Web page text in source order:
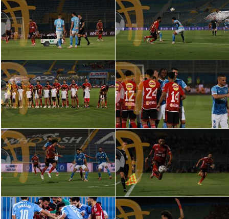
Gamers
ميركاتو
تحقيق في الجول
تحليل في الجول
حكايات في الجول
كويز في الجول
فيديو في الجول